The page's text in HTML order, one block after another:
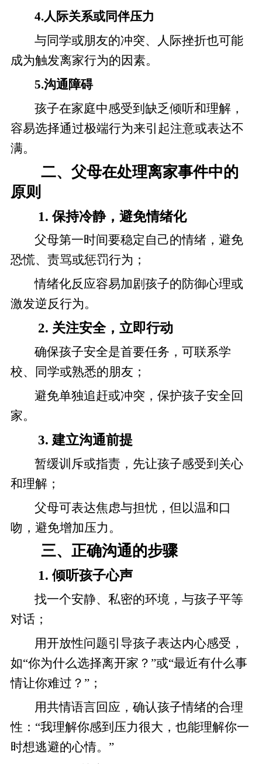
4.人际关系或同伴压力
与同学或朋友的冲突、人际挫折也可能
成为触发离家行为的因素。
5.沟通障碍
孩子在家庭中感受到缺乏倾听和理解，
容易选择通过极端行为来引起注意或表达不
满。
二、父母在处理离家事件中的
原则
1. 保持冷静，避免情绪化
父母第一时间要稳定自己的情绪，避免
恐慌、责骂或惩罚行为；
情绪化反应容易加剧孩子的防御心理或
激发逆反行为。
2. 关注安全，立即行动
确保孩子安全是首要任务，可联系学
校、同学或熟悉的朋友；
避免单独追赶或冲突，保护孩子安全回
家。
3. 建立沟通前提
暂缓训斥或指责，先让孩子感受到关心
和理解；
父母可表达焦虑与担忧，但以温和口
吻，避免增加压力。
三、正确沟通的步骤
1. 倾听孩子心声
找一个安静、私密的环境，与孩子平等
对话；
用开放性问题引导孩子表达内心感受，
如“你为什么选择离开家？”或“最近有什么事
情让你难过？”；
用共情语言回应，确认孩子情绪的合理
性：“我理解你感到压力很大，也能理解你一
时想逃避的心情。”